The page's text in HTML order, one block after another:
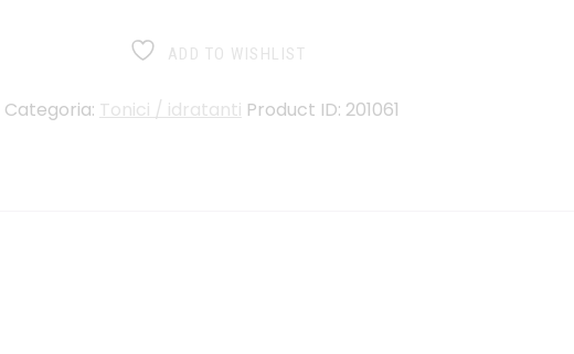
ADD TO WISHLIST
Categoria: Tonici / idratanti Product ID: 201061